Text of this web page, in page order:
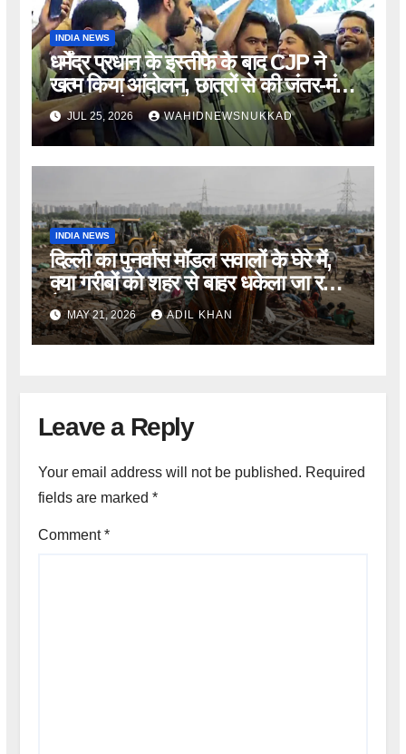
INDIA NEWS
धर्मेंद्र प्रधान के इस्तीफे के बाद CJP ने
खत्म किया आंदोलन, छात्रों से की जंतर-मंतर
खाली करने की अपील
JUL 25, 2026 WAHIDNEWSNUKKAD
INDIA NEWS
दिल्ली का पुनर्वास मॉडल सवालों के घेरे में,
क्या गरीबों को शहर से बाहर धकेला जा रहा
है?MAY 21, 2026 ADIL KHAN
Leave a Reply
Your email address will not be published. Required
fields are marked *
Comment*